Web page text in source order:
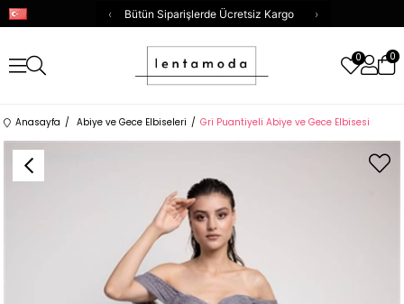
‹ Bütün Siparişlerde Ücretsiz Kargo ›
0 0
Anasayfa Abiye ve Gece Elbiseleri Gri Puantiyeli Abiye ve Gece Elbisesi